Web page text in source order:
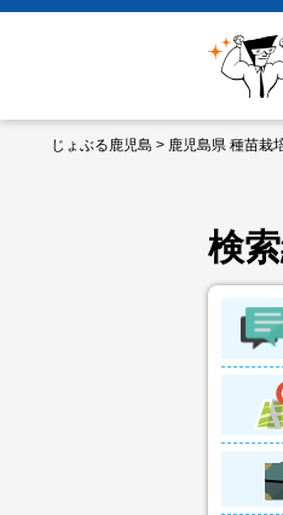
じょぶる鹿児島 > 鹿児島県 種苗栽
検